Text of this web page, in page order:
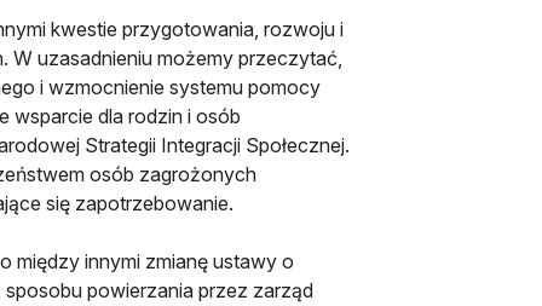
kwestie przygotowania, rozwoju i
W uzasadnieniu możemy przeczytać,
i wzmocnienie systemu pomocy
wsparcie dla rodzin i osób
Strategii Integracji Społecznej.
osób zagrożonych
się zapotrzebowanie.
między innymi zmianę ustawy o
powierzania przez zarząd